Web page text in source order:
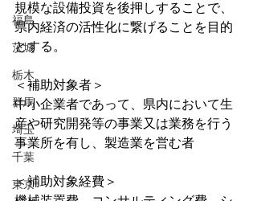
福島
茨城
栃木
群馬
埼玉
千葉
東京
規模な設備投資を後押しすることで、
県内経済の活性化に繋げることを目的
とする。
＜補助対象者＞
中小企業者であって、県内において生
産や研究開発等の事業又は業務を行う
事業所を有し、製造業を営む者
＜補助対象経費＞